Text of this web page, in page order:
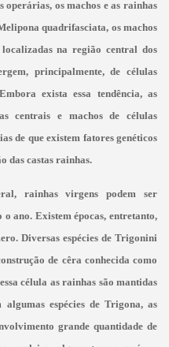
os machos e as rainhas
quadrifasciata, os machos
na região central dos
principalmente, de células
exista essa tendência, as
centrais e machos de células
de que existem fatores genéticos
das castas rainhas.
rainhas virgens podem ser
ano. Existem épocas, entretanto,
Diversas espécies de Trigonini
de cêra conhecida como
célula as rainhas são mantidas
espécies de Trigona, as
grande quantidade de